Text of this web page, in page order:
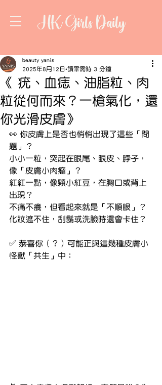
HK Girls Daily
《 疣、血痣、油脂粒、肉
粒從何而來？一槍氣化，還
你光滑皮膚》
beauty yanis
2025年8月12日 讀畢需時 3 分鐘
👀 你皮膚上是否也悄悄出現了這些「問
題」？
小小一粒，突起在眼尾、眼皮、脖子，
像「皮膚小肉瘤」？
紅紅一點，像顆小紅豆，在胸口或背上
出現？
不痛不癢，但看起來就是「不順眼」？
化妝遮不住，刮鬍或洗臉時還會卡住？
✅ 恭喜你（？）可能正與這幾種皮膚小
怪獸「共生」中：